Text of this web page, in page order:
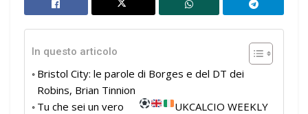
In questo articolo
Bristol City: le parole di Borges e del DT dei
Robins, Brian Tinnion
Tu che sei un vero
UKCALCIO WEEKLY